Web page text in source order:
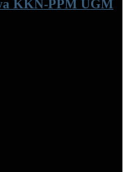
KKN-PPM UGM